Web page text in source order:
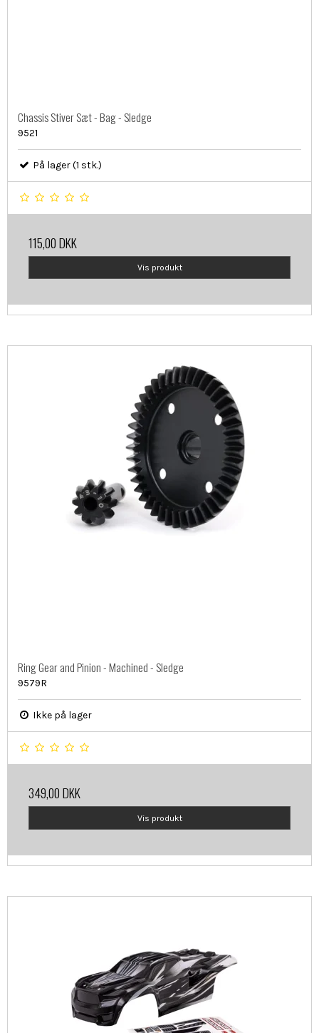
Chassis Stiver Sæt - Bag - Sledge
9521
På lager (1 stk.)
115,00 DKK
Vis produkt
Ring Gear and Pinion - Machined - Sledge
9579R
Ikke på lager
349,00 DKK
Vis produkt